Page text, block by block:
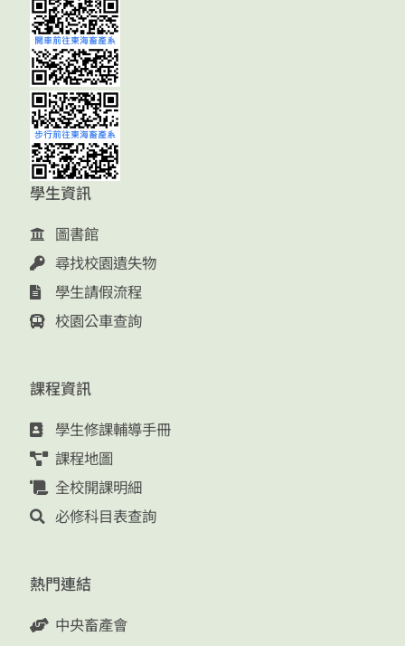
學生資訊
圖書館
尋找校園遺失物
學生請假流程
校園公車查詢
課程資訊
學生修課輔導手冊
課程地圖
全校開課明細
必修科目表查詢
熱門連結
中央畜產會